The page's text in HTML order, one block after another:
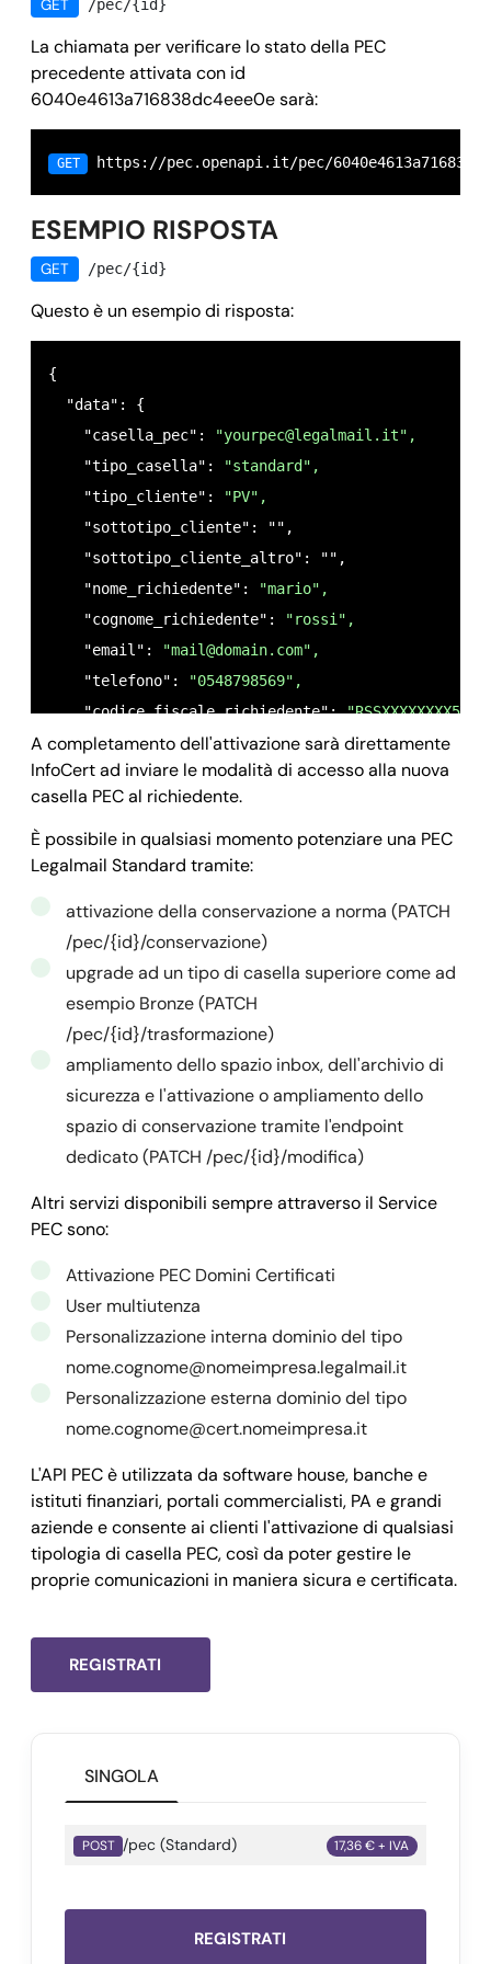
    "autorinnovo":
false
  },
  "message": "",
    "comune_titolare":
    "cap_titolare":
"00042",
    "nazione_titolare":
    "provincia_titolare":
"rm",
    "callback": {
      "url":
"https://your_domain.it/
      "field":
"data",
      "method":
"POST",
      "data": {}
    },
    "dominio":
"legalmail.it",
    "owner":
"mail@domain.com",
    "timestamp": {
      "registrazione":
      "ultima_modifica":
1614868403,
    },
    "cellulare": "",
    "comune_nascita_richiedente": "",
    "cod_attivazione":
"10173956",
    "uid":
"MA177987",
    "conservazione":
false,
    "data_scadenza":
"",
    "descrizione":
"yourpec@legalmail.it
    "sms":
false,
    "spazio_conservazione":
0,
    "spazio_disco":
1024,
    "spazio_storico":
1024,
    "stato":
"in_evasione",
    "storico":
false,
    "documenti_attivazione": [
    "autorinnovo":
}
GET /pec/{id}
La chiamata per verificare lo stato della PEC
precedente attivata con id
6040e4613a716838dc4eee0e sarà:
GET https://pec.openapi.it/pec/
ESEMPIO RISPOSTA
GET /pec/{id}
Questo è un esempio di risposta:
{
  "data": {
    "casella_pec":
"yourpec@legalmail.it",
    "tipo_casella":
"standard",
    "tipo_cliente":
"PV",
    "sottotipo_cliente": "",
    "sottotipo_cliente_altro": "",
    "nome_richiedente":
"mario",
    "cognome_richiedente":
"rossi",
    "email":
"mail@domain.com",
    "telefono":
"0548798569",
    "codice_fiscale_richiedente":
    "data_nascita_richiedente":
"11/04/1982",
    "sesso_richiedente":
"M",
    "nazione_nascita_richiedente":
    "provincia_nascita_richiedente":
"RM",
    "denominazione_titolare": "",
"via verdi 20",
    "comune_titolare":
"roma",
    "cap_titolare":
    "nazione_titolare":
    "provincia_titolare":
    "callback": {
"https://your_domain.it/
      "field":
      "method":
"POST",
      "data": {}
    },
    "dominio":
    "owner":
    "timestamp": {
      "ultima_modifica":
      "revoca":
,
    },
    "cellulare": "",
    "comune_nascita_richiedente": "",
    "conservazione":
    "data_scadenza":
    "spazio_conservazione":
    "spazio_storico":
    "storico":
true,
    "documenti_attivazione": [
A completamento dell'attivazione sarà direttamente
InfoCert ad inviare le modalità di accesso alla nuova
casella PEC al richiedente.
È possibile in qualsiasi momento potenziare una PEC
Legalmail Standard tramite:
attivazione della conservazione a norma (PATCH
/pec/{id}/conservazione)
upgrade ad un tipo di casella superiore come ad
esempio Bronze (PATCH
/pec/{id}/trasformazione)
ampliamento dello spazio inbox, dell'archivio di
sicurezza e l'attivazione o ampliamento dello
spazio di conservazione tramite l'endpoint
dedicato (PATCH /pec/{id}/modifica)
Altri servizi disponibili sempre attraverso il Service
PEC sono:
Attivazione PEC Domini Certificati
User multiutenza
Personalizzazione interna dominio del tipo
nome.cognome@nomeimpresa.legalmail.it
Personalizzazione esterna dominio del tipo
nome.cognome@cert.nomeimpresa.it
L'API PEC è utilizzata da software house, banche e
istituti finanziari, portali commercialisti, PA e grandi
aziende e consente ai clienti l'attivazione di qualsiasi
tipologia di casella PEC, così da poter gestire le
proprie comunicazioni in maniera sicura e certificata.
REGISTRATI
SINGOLA
POST /pec (Standard) 17,36 € + IVA
REGISTRATI